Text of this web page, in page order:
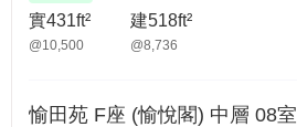
實431ft²
@10,500
建518ft²
@8,736
愉田苑 F座 (愉悅閣) 中層 08室